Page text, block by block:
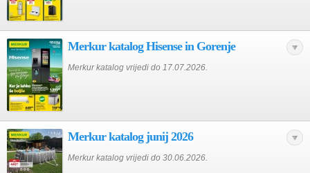
Merkur katalog Hisense in Gorenje
Merkur katalog vrijedi do 17.07.2026.
Merkur katalog junij 2026
Merkur katalog vrijedi do 30.06.2026.